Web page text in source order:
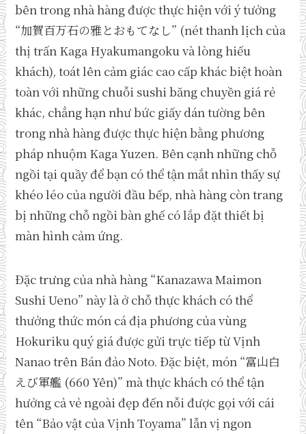
bên trong nhà hàng được thực hiện với ý tưởng
“加賀百万石の雅とおもてなし” (nét thanh lịch của
thị trấn Kaga Hyakumangoku và lòng hiếu
khách), toát lên cảm giác cao cấp khác biệt hoàn
toàn với những chuỗi sushi băng chuyền giá rẻ
khác, chẳng hạn như bức giấy dán tường bên
trong nhà hàng được thực hiện bằng phương
pháp nhuộm Kaga Yuzen. Bên cạnh những chỗ
ngồi tại quầy để bạn có thể tận mắt nhìn thấy sự
khéo léo của người đầu bếp, nhà hàng còn trang
bị những chỗ ngồi bàn ghế có lắp đặt thiết bị
màn hình cảm ứng.
Đặc trưng của nhà hàng “Kanazawa Maimon
Sushi Ueno” này là ở chỗ thực khách có thể
thưởng thức món cá địa phương của vùng
Hokuriku quý giá được gửi trực tiếp từ Vịnh
Nanao trên Bán đảo Noto. Đặc biệt, món “富山白
えび軍艦 (660 Yên)” mà thực khách có thể tận
hưởng cả vẻ ngoài đẹp đến nỗi được gọi với cái
tên “Bảo vật của Vịnh Toyama” lẫn vị ngon